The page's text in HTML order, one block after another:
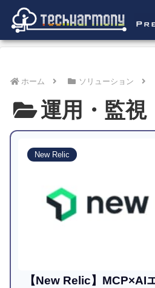
ホーム ソリューション
運用・監視
New Relic
【New Relic】MCP×AI